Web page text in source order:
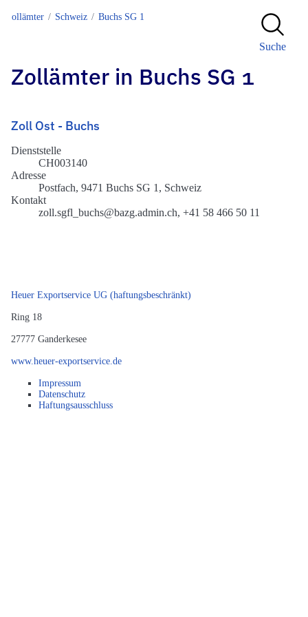
Zollämter Schweiz Buchs SG 1
Suche
Zollämter in Buchs SG 1
Zoll Ost - Buchs
Dienststelle
CH003140
Adresse
Postfach, 9471 Buchs SG 1, Schweiz
Kontakt
zoll.sgfl_buchs@bazg.admin.ch, +41 58 466 50 11
Heuer Exportservice UG (haftungsbeschränkt)
Ring 18
27777 Ganderkesee
www.heuer-exportservice.de
Impressum
Datenschutz
Haftungsausschluss